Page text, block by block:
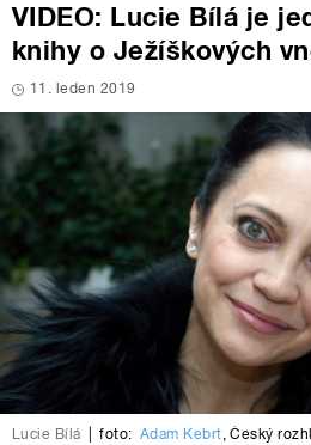
VIDEO: Lucie Bílá je
knihy o Ježíškových
11. leden 2019
Lucie Bílá foto: Adam Kebrt,Český